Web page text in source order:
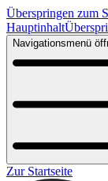
Überspringen zum
Hauptinhalt
Navigationsmenü
Zur Startseite